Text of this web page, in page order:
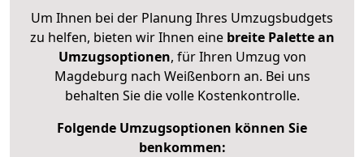
Um Ihnen bei der Planung Ihres Umzugsbudgets
zu helfen, bieten wir Ihnen eine breite Palette an
Umzugsoptionen, für Ihren Umzug von
Magdeburg nach Weißenborn an. Bei uns
behalten Sie die volle Kostenkontrolle.
Folgende Umzugsoptionen können Sie
benkommen: